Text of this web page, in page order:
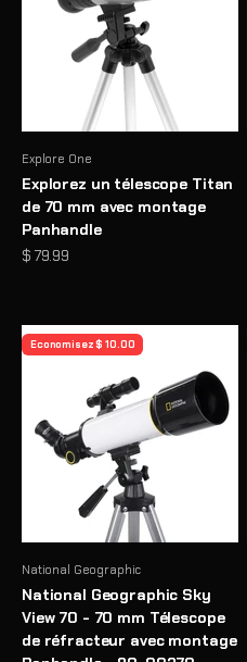
Explore One
Explorez un télescope Titan
de 70 mm avec montage
Panhandle
Prix de vente
$ 79.99
Economisez $ 10.00
National Geographic
National Geographic Sky
View 70 - 70 mm Télescope
de réfracteur avec montage